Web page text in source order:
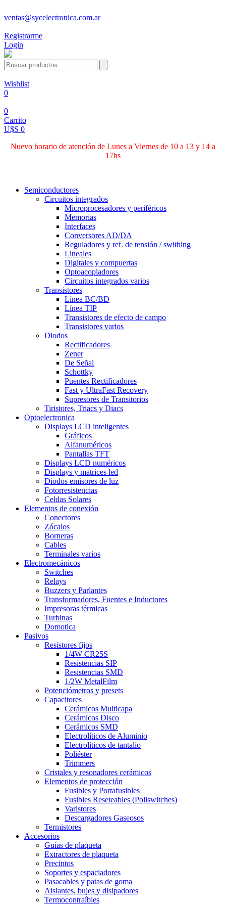
ventas@sycelectronica.com.ar
Registrarme
Login
Wishlist
0
0
Carrito
U$S 0
Nuevo horario de atención de Lunes a Viernes de 10 a 13 y 14 a
17hs
Semiconductores
Circuitos integrados
Microprocesadores y periféricos
Memorias
Interfaces
Conversores AD/DA
Reguladores y ref. de tensión / swithing
Lineales
Digitales y compuertas
Optoacopladores
Circuitos integrados varios
Transistores
Línea BC/BD
Línea TIP
Transistores de efecto de campo
Transistores varios
Diodos
Rectificadores
Zener
De Señal
Schottky
Puentes Rectificadores
Fast y UltraFast Recovery
Supresores de Transitorios
Tiristores, Triacs y Diacs
Optoelectronica
Displays LCD inteligentes
Gráficos
Alfanuméricos
Pantallas TFT
Displays LCD numéricos
Displays y matrices led
Diodos emisores de luz
Fotorresistencias
Celdas Solares
Elementos de conexión
Conectores
Zócalos
Borneras
Cables
Terminales varios
Electromecánicos
Switches
Relays
Buzzers y Parlantes
Transformadores, Fuentes e Inductores
Impresoras térmicas
Turbinas
Domotica
Pasivos
Resistores fijos
1/4W CR25S
Resistencias SIP
Resistencias SMD
1/2W MetalFilm
Potenciómetros y presets
Capacitores
Cerámicos Multicapa
Cerámicos Disco
Cerámicos SMD
Electrolíticos de Aluminio
Electrolíticos de tantalio
Poliéster
Trimmers
Cristales y resonadores cerámicos
Elementos de protección
Fusibles y Portafusibles
Fusibles Reseteables (Poliswitches)
Varistores
Descargadores Gaseosos
Termistores
Accesorios
Guías de plaqueta
Extractores de plaqueta
Precintos
Soportes y espaciadores
Pasacables y patas de goma
Aislantes, bujes y disipadores
Termocontraíbles